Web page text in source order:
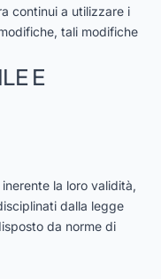
continui a utilizzare i
tali modifiche
E
la loro validità,
dalla legge
da norme di